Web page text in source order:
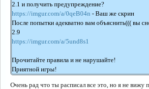
2.1 и получить предупреждение?
https://imgur.com/a/0qeB04n - Ваш же скрин
После попытки адекватно вам объяснить((( вы
2.9
https://imgur.com/a/5und8s1
Прочитайте правила и не нарушайте!
Приятной игры!
Очень рад что ты расписал все это, но я не вижу